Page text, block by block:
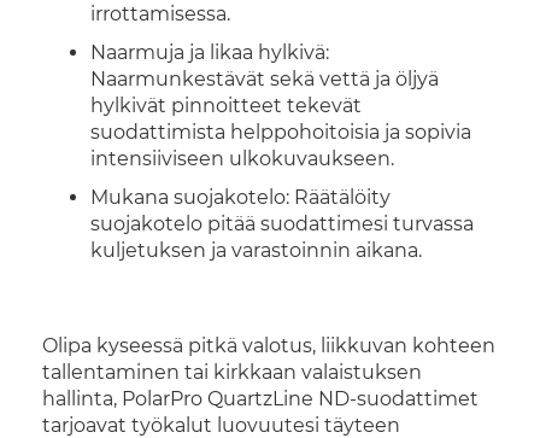
irrottamisessa.
Naarmuja ja likaa hylkivä:
Naarmunkestävät sekä vettä ja öljyä
hylkivät pinnoitteet tekevät
suodattimista helppohoitoisia ja sopivia
intensiiviseen ulkokuvaukseen.
Mukana suojakotelo: Räätälöity
suojakotelo pitää suodattimesi turvassa
kuljetuksen ja varastoinnin aikana.
Olipa kyseessä pitkä valotus, liikkuvan kohteen
tallentaminen tai kirkkaan valaistuksen
hallinta, PolarPro QuartzLine ND-suodattimet
tarjoavat työkalut luovuutesi täyteen